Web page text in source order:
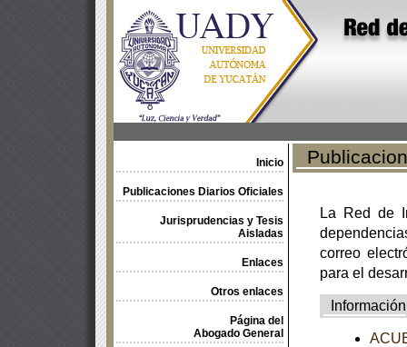
Inicio
Publicaciones Diarios Oficiales
Jurisprudencias y Tesis
Aisladas
Enlaces
Otros enlaces
Página del
Abogado General
La Red de
correo
para el
Información